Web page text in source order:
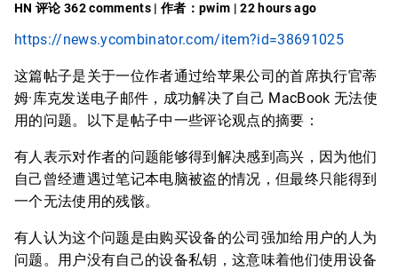
HN 评论 362 comments | 作者：pwim | 22 hours ago
https://news.ycombinator.com/item?id=38691025
这篇帖子是关于一位作者通过给苹果公司的首席执行官蒂
姆·库克发送电子邮件，成功解决了自己 MacBook 无法使
用的问题。以下是帖子中一些评论观点的摘要：
有人表示对作者的问题能够得到解决感到高兴，因为他们
自己曾经遭遇过笔记本电脑被盗的情况，但最终只能得到
一个无法使用的残骸。
有人认为这个问题是由购买设备的公司强加给用户的人为
问题。用户没有自己的设备私钥，这意味着他们使用设备